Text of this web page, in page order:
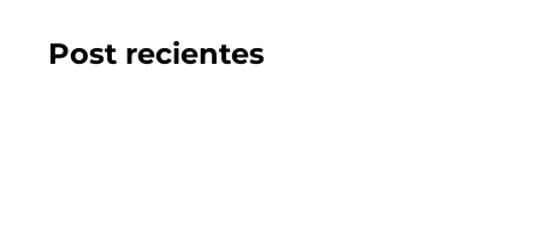
Post recientes